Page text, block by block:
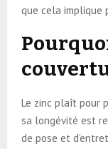
que cela implique
Le zinc plaît pour
sa longévité est
de pose et